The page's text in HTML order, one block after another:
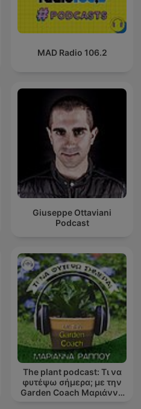
MAD Radio 106.2
Giuseppe Ottaviani
Podcast
The plant podcast: Τι να
φυτέψω σήμερα; με την
Garden Coach Μαριάννα